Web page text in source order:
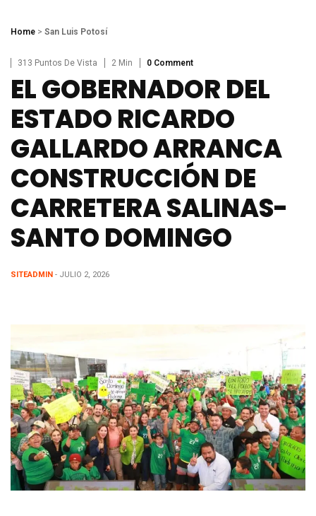
Home > San Luis Potosí
313 Puntos De Vista 2 Min 0 Comment
EL GOBERNADOR DEL
ESTADO RICARDO
GALLARDO ARRANCA
CONSTRUCCIÓN DE
CARRETERA SALINAS-
SANTO DOMINGO
SITEADMIN - JULIO 2, 2026